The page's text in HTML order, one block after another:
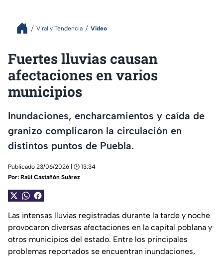
Viral y Tendencia Video
Fuertes lluvias causan
afectaciones en varios
municipios
Inundaciones, encharcamientos y caída de
granizo complicaron la circulación en
distintos puntos de Puebla.
Publicado 23/06/2026 | 🕑 13:34
Por: Raúl Castañón Suárez
Las intensas lluvias registradas durante la tarde y noche
provocaron diversas afectaciones en la capital poblana y
otros municipios del estado. Entre los principales
problemas reportados se encuentran inundaciones,